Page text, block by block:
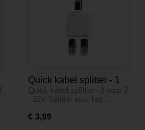
Quick kabel splitter - 1
naar 2 - 12V
Quick kabel splitter - 1 naar 2
- 12V Splitter voor het…
€ 3,99